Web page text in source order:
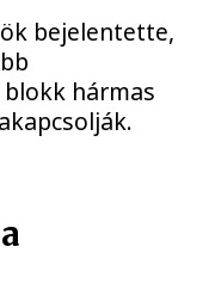
bejelentette,
hármas